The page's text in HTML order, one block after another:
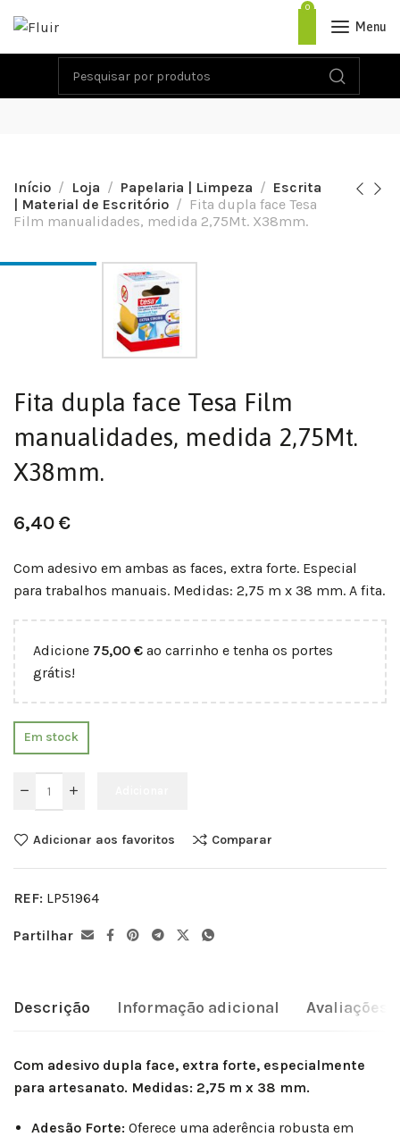
0
Menu
Início Loja Papelaria | Limpeza
Escrita
| Material de Escritório
Fita dupla face Tesa
Film manualidades, medida 2,75Mt. X38mm.
Fita dupla face Tesa Film
manualidades, medida 2,75Mt.
X38mm.
6,40€
Com adesivo em ambas as faces, extra forte. Especial
para trabalhos manuais. Medidas: 2,75 m x 38 mm. A fita.
Adicione 75,00 € ao carrinho e tenha os portes
grátis!
Em stock
Adicionar aos favoritos Comparar
REF: LP51964
Partilhar
Descrição Informação adicional Avaliações
Com adesivo dupla face, extra forte, especialmente
para artesanato. Medidas: 2,75 m x 38 mm.
Adesão Forte: Oferece uma aderência robusta em